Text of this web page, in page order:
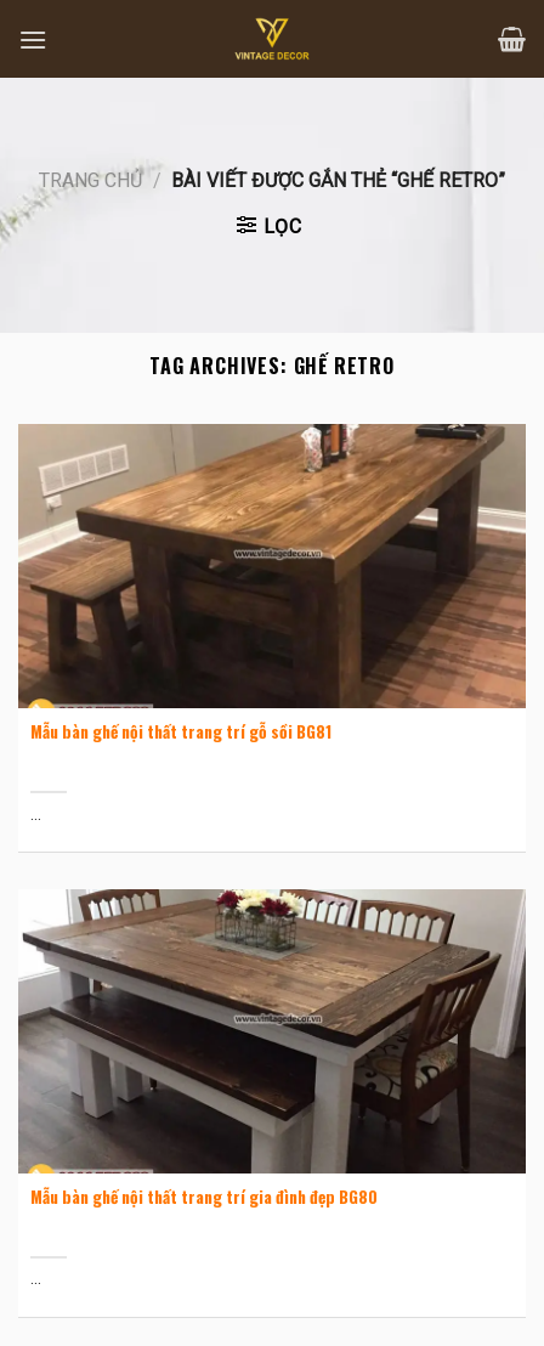
content
TRANG CHỦ / BÀI VIẾT ĐƯỢC GẮN THẺ “GHẾ RETRO”
LỌC
TAG ARCHIVES: GHẾ RETRO
Mẫu bàn ghế nội thất trang trí gỗ sồi BG81
Mẫu bàn ghế nội thất trang trí gia đình đẹp BG80
...